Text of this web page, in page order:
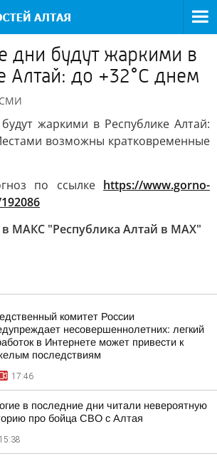
дни будут жаркими в
Алтай: до +32°C днем
СМИ
жаркими в Республике Алтай:
возможны кратковременные
по ссылке https://www.gorno-
в МАКС "Республика Алтай в МАХ"
комитет России
несовершеннолетних: легкий
в Интернете может привести к
последствиям
17:46
в последние дни читали невероятную
про бойца СВО с Алтая
15:38